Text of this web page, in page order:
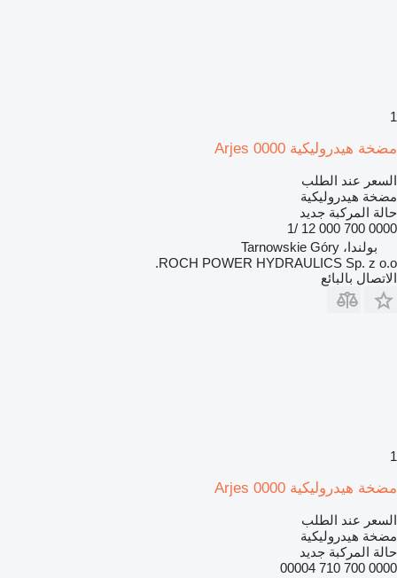
1
مضخة هيدروليكية Arjes 0000
السعر عند الطلب
مضخة هيدروليكية
حالة المركبة جديد
0000 700 000 12 /1
بولندا، Tarnowskie Góry
ROCH POWER HYDRAULICS Sp. z o.o.
الاتصال بالبائع
1
مضخة هيدروليكية Arjes 0000
السعر عند الطلب
مضخة هيدروليكية
حالة المركبة جديد
0000 700 710 00004